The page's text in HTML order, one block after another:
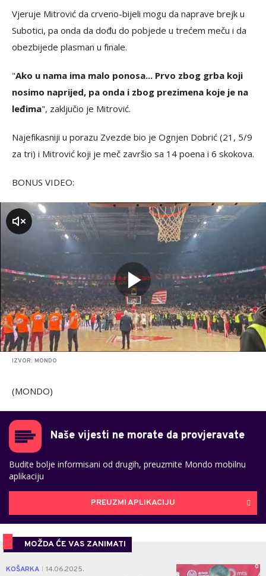
Vjeruje Mitrović da crveno-bijeli mogu da naprave brejk u
Subotici, pa onda da dođu do pobjede u trećem meču i da
obezbijede plasman u finale.
"Ako u nama ima malo ponosa... Prvo zbog grba koji
nosimo naprijed, pa onda i zbog prezimena koje je na
leđima", zaključio je Mitrović.
Najefikasniji u porazu Zvezde bio je Ognjen Dobrić (21, 5/9
za tri) i Mitrović koji je meč završio sa 14 poena i 6 skokova.
BONUS VIDEO:
IZVOR: MONDO
(MONDO)
Naše vijesti ne morate da provjeravate
Budite bolje informisani od drugih, preuzmite Mondo mobilnu
aplikaciju
PREUZMI APLIKACIJU
MOŽDA ĆE VAS ZANIMATI
KOŠARKA 14.06.2025. 0